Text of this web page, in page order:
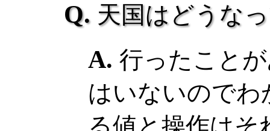
天国はどうな
行ったこと
はいないので